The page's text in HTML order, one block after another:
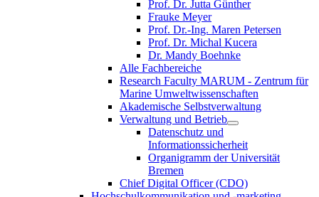
Prof. Dr. Jutta Günther
Frauke Meyer
Prof. Dr.-Ing. Maren Petersen
Prof. Dr. Michal Kucera
Dr. Mandy Boehnke
Alle Fachbereiche
Research Faculty MARUM - Zentrum für
Marine Umweltwissenschaften
Akademische Selbstverwaltung
Verwaltung und Betrieb
Datenschutz und
Informationssicherheit
Organigramm der Universität
Bremen
Chief Digital Officer (CDO)